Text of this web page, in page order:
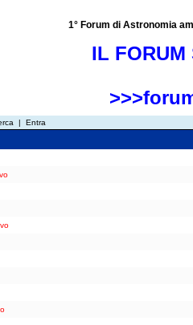
1° Forum di Astronomia
IL FORUM
| Entra